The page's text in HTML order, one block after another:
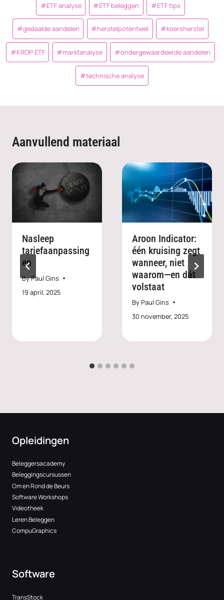
#ETF analyse #ETF beleggen #ETF tips
#gedaalde aandelen #herstelpotentieel #koersherstel
#KROP ETF #marktanalyse #ondergewaardeerde aandelen
#technische analyse
Aanvullend materiaal
Nasleep
tariefaanpassing
en
ByPaul Gins
19 april, 2025
Aroon Indicator:
één kruising zegt
wanneer, niet
waarom—en dát
volstaat
ByPaul Gins
30 november, 2025
Opleidingen
Beleggersacademy
Beleggingscursussen
Om en Rond de Beurs
Software Workshops
Videotheek
Leren Beleggen
CompuGraphics
Software
TransStock